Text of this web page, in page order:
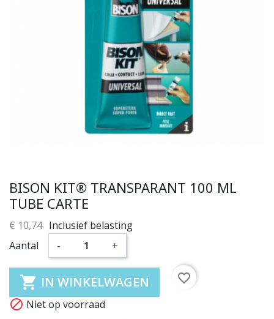
BISON KIT® TRANSPARANT 100 ML
TUBE CARTE
€ 10,74 Inclusief belasting
Aantal
- +
 IN WINKELWAGEN
favorite_border
 Niet op voorraad